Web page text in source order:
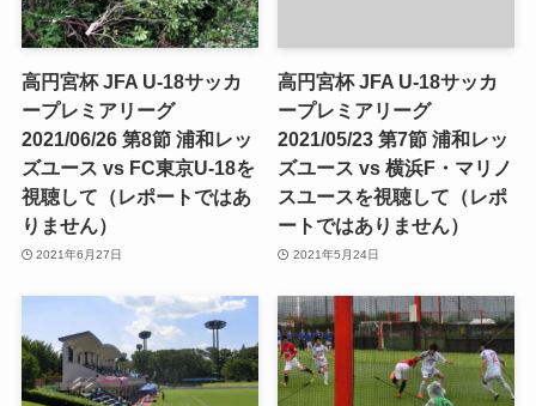
高円宮杯 JFA U-18サッカ
ープレミアリーグ
2021/06/26 第8節 浦和レッ
ズユース vs FC東京U-18を
視聴して（レポートではあ
りません）
2021年6月27日
高円宮杯 JFA U-18サッカ
ープレミアリーグ
2021/05/23 第7節 浦和レッ
ズユース vs 横浜F・マリノ
スユースを視聴して（レポ
ートではありません）
2021年5月24日